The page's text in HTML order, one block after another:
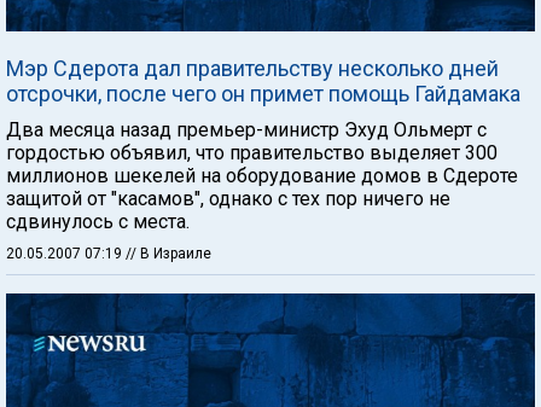
Мэр Сдерота дал правительству несколько дней
отсрочки, после чего он примет помощь Гайдамака
Два месяца назад премьер-министр Эхуд Ольмерт с
гордостью объявил, что правительство выделяет 300
миллионов шекелей на оборудование домов в Сдероте
защитой от "касамов", однако с тех пор ничего не
сдвинулось с места.
20.05.2007 07:19 // В Израиле